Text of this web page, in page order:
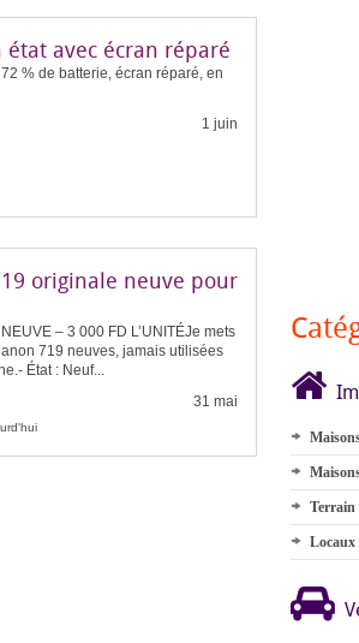
état avec écran réparé
% de batterie, écran réparé, en
1 juin
originale neuve pour
– 3 000 FD L’UNITÉJe mets
719 neuves, jamais utilisées
État : Neuf...
31 mai
Terrain
Locaux